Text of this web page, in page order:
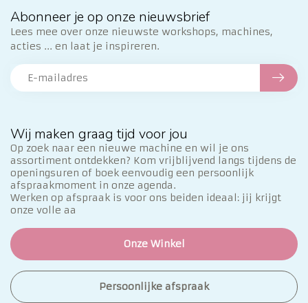
Wij maken graag tijd voor jou
Op zoek naar een nieuwe machine en wil je ons
assortiment ontdekken? Kom vrijblijvend langs tijdens de
openingsuren of boek eenvoudig een persoonlijk
afspraakmoment in onze agenda.
Werken op afspraak is voor ons beiden ideaal: jij krijgt
onze volle aa
Onze Winkel
Persoonlijke afspraak
Abonneer je op onze nieuwsbrief
Lees mee over onze nieuwste workshops, machines,
acties ... en laat je inspireren.